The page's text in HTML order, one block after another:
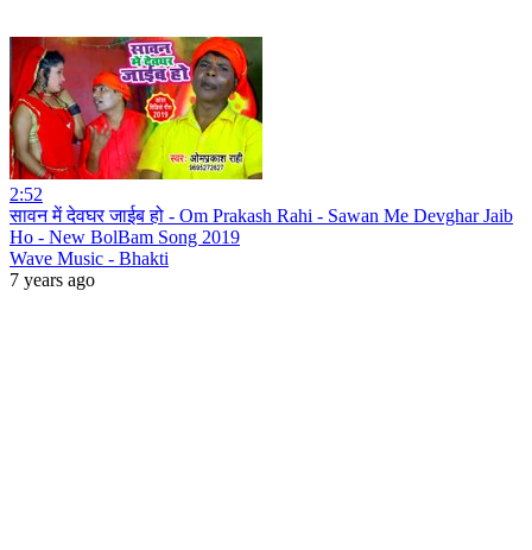
2:52
सावन में देवघर जाईब हो - Om Prakash Rahi - Sawan Me Devghar Jaib
Ho - New BolBam Song 2019
Wave Music - Bhakti
7 years ago